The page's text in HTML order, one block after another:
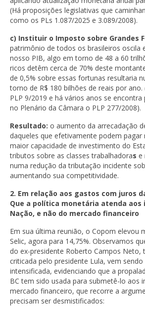
(Há proposições legislativas que
como os PLs 1.087/2025 e 3.089/2008).
c) Instituir o Imposto sobre Grandes
patrimônio de todos os brasileiros oscila
nosso PIB, algo em torno de 48 a 60
ricos detêm cerca de 70% deste
de 0,5% sobre essas fortunas resultaria
torno de R$ 180 bilhões de reais por
PLP 9/2019 e há vários anos se
no Plenário da Câmara o PLP 277/2008).
Resultado: o aumento da arrecadação
daqueles que efetivamente podem pagar
maior capacidade de investimento do
tributos sobre as classes trabalhadoras e
numa redução da tributação incidente
aumentando sua competitividade.
2. Em relação aos gastos com juros
Que a política monetária atenda aos
Nação, e não do mercado financeiro
Em sua última reunião, o Copom elevou
Selic, agora para 14,75%. Observamos
do ex-presidente Roberto Campos Neto,
criticada pelo presidente Lula, vem
intensificada, evidenciando que a
BC tem sido usada para submetê-lo aos
mercado financeiro, que recorre a
precisam ser desmistificados: